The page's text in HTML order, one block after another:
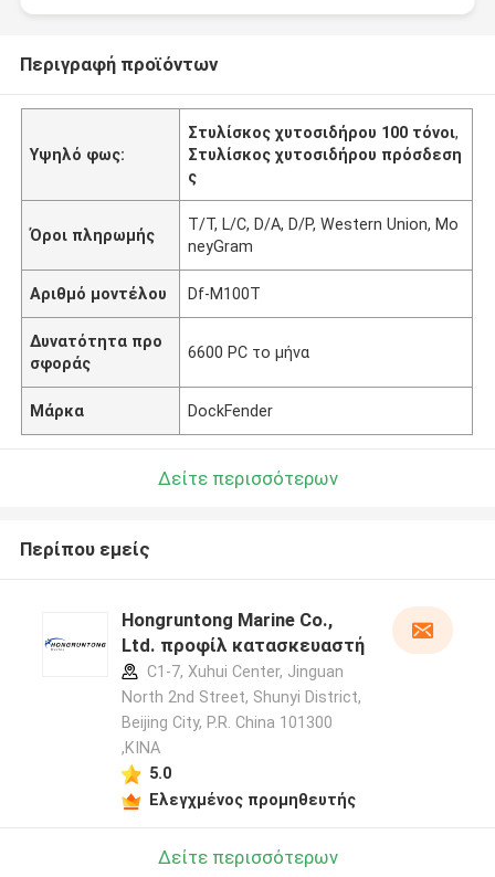
Περιγραφή προϊόντων
Υψηλό φως:
Στυλίσκος χυτοσιδήρου 100 τόνοι,
Στυλίσκος χυτοσιδήρου πρόσδεση
ς
Όροι πληρωμής
T/T, L/C, D/A, D/P, Western Union, Mo
neyGram
Αριθμό μοντέλου Df-M100T
Δυνατότητα προ
σφοράς
6600 PC το μήνα
Μάρκα DockFender
Δείτε περισσότερων
Περίπου εμείς
Hongruntong Marine Co.,
Ltd. προφίλ κατασκευαστή
C1-7, Xuhui Center, Jinguan
North 2nd Street, Shunyi District,
Beijing City, P.R. China 101300
,ΚΙΝΑ
5.0
Ελεγχμένος προμηθευτής
Δείτε περισσότερων